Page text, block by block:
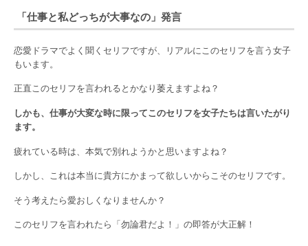
「仕事と私どっちが大事なの」発言
恋愛ドラマでよく聞くセリフですが、リアルにこのセリフを言う女子
もいます。
正直このセリフを言われるとかなり萎えますよね？
しかも、仕事が大変な時に限ってこのセリフを女子たちは言いたがり
ます。
疲れている時は、本気で別れようかと思いますよね？
しかし、これは本当に貴方にかまって欲しいからこそのセリフです。
そう考えたら愛おしくなりませんか？
このセリフを言われたら「勿論君だよ！」の即答が大正解！